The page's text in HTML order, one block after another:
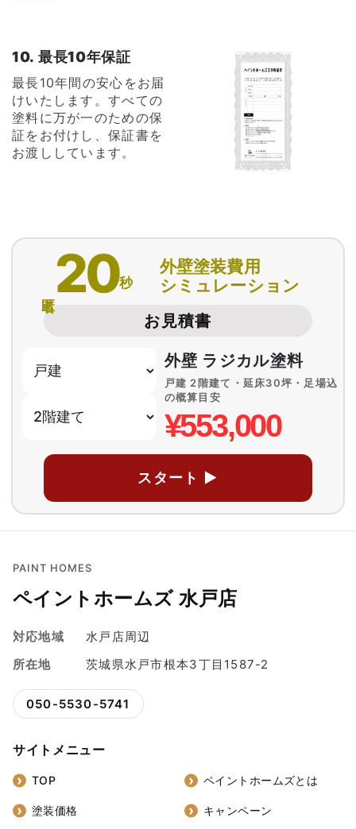
10. 最長10年保証
最長10年間の安心をお届
けいたします。すべての
塗料に万が一のための保
証をお付けし、保証書を
お渡ししています。
20秒
外壁塗装費用
シミュレーション
お見積書
外壁 ラジカル塗料
戸建 2階建て・延床30坪・足場込
の概算目安
¥553,000
スタート ▶
PAINT HOMES
ペイントホームズ 水戸店
対応地域
水戸店周辺
所在地
茨城県水戸市根本3丁目1587-2
050-5530-5741
サイトメニュー
TOP ペイントホームズとは
塗装価格 キャンペーン